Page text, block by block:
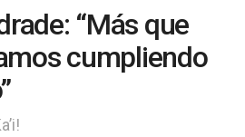
“Más que
cumpliendo